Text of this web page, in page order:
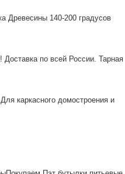
Древесины 140-200 градусов
по всей России. Тарная
каркасного домостроения и